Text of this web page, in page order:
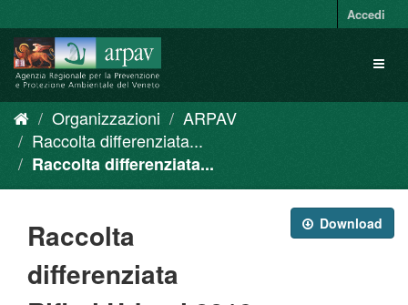
al
contenuto
Accedi
Organizzazioni
ARPAV
Raccolta differenziata...
Raccolta differenziata...
Download
Raccolta
differenziata